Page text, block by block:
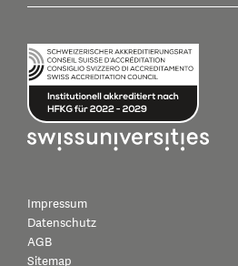
Impressum
Datenschutz
AGB
Sitemap